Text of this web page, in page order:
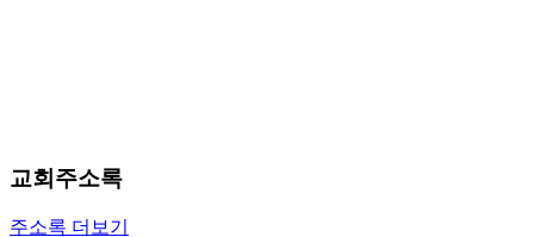
트
료
교회주소록
주소록 더보기